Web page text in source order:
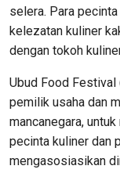
selera. Para
kelezatan kuliner
dengan tokoh
Ubud Food Festival
pemilik usaha dan
mancanegara,
pecinta kuliner dan
mengasosiasikan